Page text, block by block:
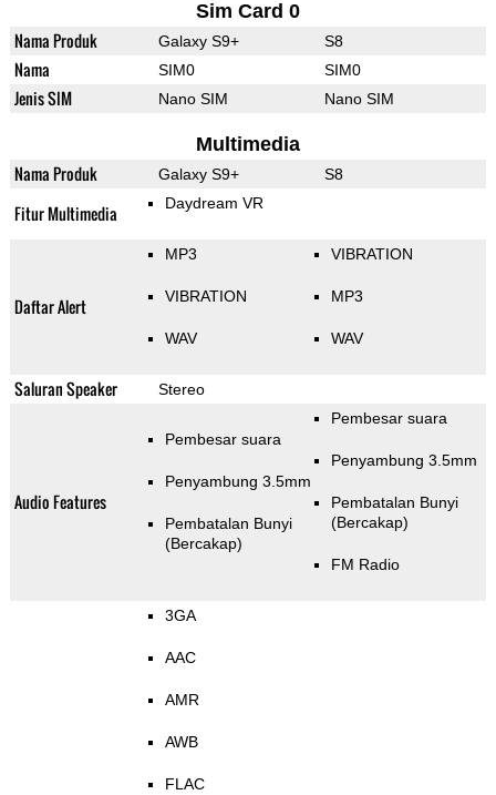
Sim Card 0
Nama Produk Galaxy S9+ S8
Nama SIM0 SIM0
Jenis SIM Nano SIM Nano SIM
Multimedia
Nama Produk Galaxy S9+ S8
Fitur Multimedia Daydream VR
Daftar Alert
MP3
VIBRATION
WAV
VIBRATION
MP3
WAV
Saluran Speaker Stereo
Audio Features
Pembesar suara
Penyambung 3.5mm
Pembatalan Bunyi
(Bercakap)
Pembesar suara
Penyambung 3.5mm
Pembatalan Bunyi
(Bercakap)
FM Radio
3GA
AAC
AMR
AWB
FLAC